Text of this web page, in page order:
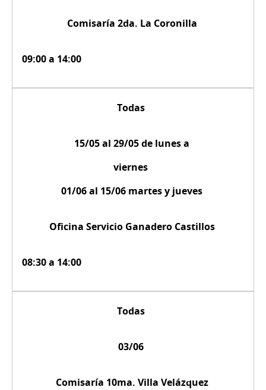
Comisaría 2da. La Coronilla
09:00 a 14:00
Todas
15/05 al 29/05 de lunes a
viernes
01/06 al 15/06 martes y jueves
Oficina Servicio Ganadero Castillos
08:30 a 14:00
Todas
03/06
Comisaría 10ma. Villa Velázquez